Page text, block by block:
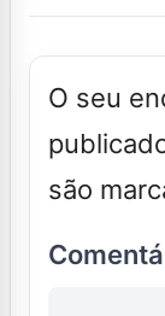
O seu
são